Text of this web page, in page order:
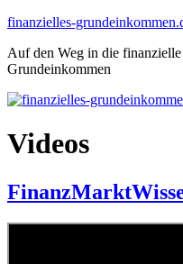
Zum
springen
finanzielles-
Auf den Weg in die
Grundeinkommen
Videos